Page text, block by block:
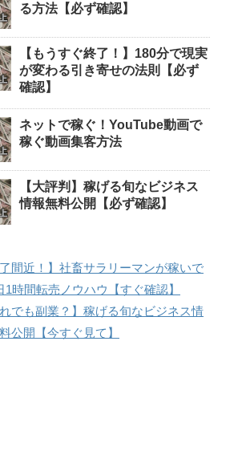
る方法【必ず確認】
【もうすぐ終了！】180分で現実
が変わる引き寄せの法則【必ず
確認】
ネットで稼ぐ！YouTube動画で
稼ぐ動画集客方法
【大評判】稼げる旬なビジネス
情報無料公開【必ず確認】
了間近！】社畜サラリーマンが稼いで
1時間転売ノウハウ【すぐ確認】
れでも副業？】稼げる旬なビジネス情
公開【今すぐ見て】